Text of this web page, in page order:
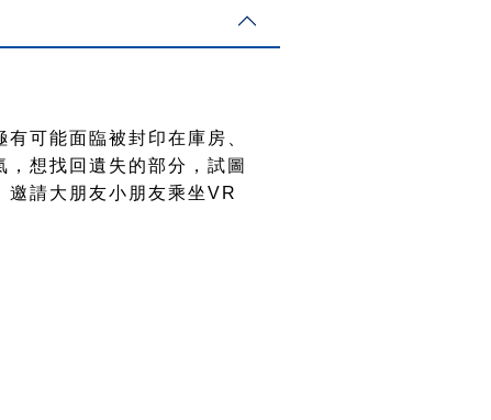
可能面臨被封印在庫房、
想找回遺失的部分，試圖
邀請大朋友小朋友乘坐VR